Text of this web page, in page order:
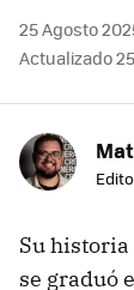
25 Agosto
Actualizado
Su
se graduó